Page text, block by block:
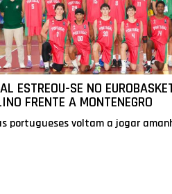
ESTREOU-SE NO
FRENTE A MONTENEGRO
portugueses voltam a jogar